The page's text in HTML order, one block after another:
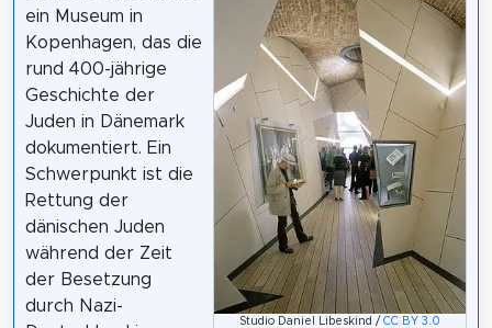
Studio Daniel Libeskind /CC BY 3.0
ein Museum in
Kopenhagen, das die
rund 400-jährige
Geschichte der
Juden in Dänemark
dokumentiert. Ein
Schwerpunkt ist die
Rettung der
dänischen Juden
während der Zeit
der Besetzung
durch Nazi-